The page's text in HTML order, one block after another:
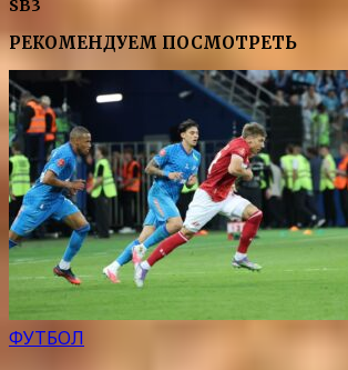
SB3
РЕКОМЕНДУЕМ ПОСМОТРЕТЬ
ФУТБОЛ